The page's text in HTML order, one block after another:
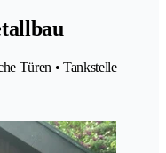
Türen • Tankstelle